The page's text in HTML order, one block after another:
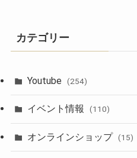
カテゴリー
Youtube (254)
イベント情報 (110)
オンラインショップ (15)